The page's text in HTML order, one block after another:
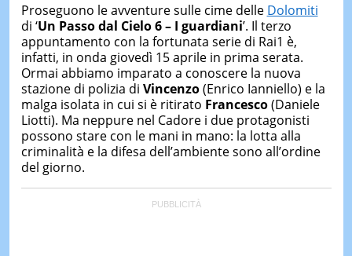
IERI
Proseguono le avventure sulle cime delle Dolomiti
di ‘Un Passo dal Cielo 6 – I guardiani’. Il terzo
appuntamento con la fortunata serie di Rai1 è,
infatti, in onda giovedì 15 aprile in prima serata.
Ormai abbiamo imparato a conoscere la nuova
stazione di polizia di Vincenzo(Enrico Ianniello) e la
malga isolata in cui si è ritirato Francesco(Daniele
Liotti). Ma neppure nel Cadore i due protagonisti
possono stare con le mani in mano: la lotta alla
criminalità e la difesa dell’ambiente sono all’ordine
del giorno.